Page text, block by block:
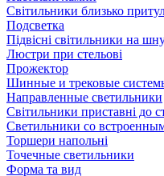
Світильники близько
Подсветка
Підвісні світильники на
Люстри при стельові
Прожектор
Шинные и трековые
Направленные светильники
Світильники приставні до
Светильники со
Торшери напольні
Точечные светильники
Форма та вид